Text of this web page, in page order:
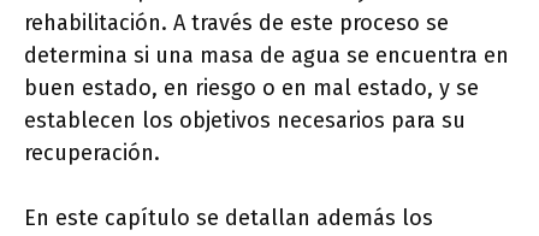
rehabilitación. A través de este proceso se
determina si una masa de agua se encuentra en
buen estado, en riesgo o en mal estado, y se
establecen los objetivos necesarios para su
recuperación.
En este capítulo se detallan además los